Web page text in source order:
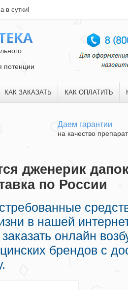
в сутки!
потенции
КАК ЗАКАЗАТЬ КАК ОПЛАТИТЬ
Даем гарантии
на качество
дженерик
по России
в нашей
онлайн
брендов с